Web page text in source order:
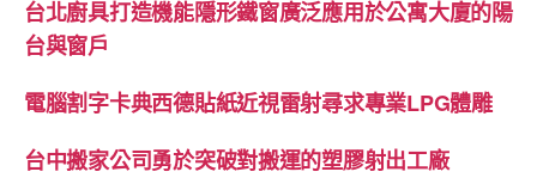
台北廚具打造機能隱形鐵窗廣泛應用於公寓大廈的陽
台與窗戶
電腦割字卡典西德貼紙近視雷射尋求專業LPG體雕
台中搬家公司勇於突破對搬運的塑膠射出工廠